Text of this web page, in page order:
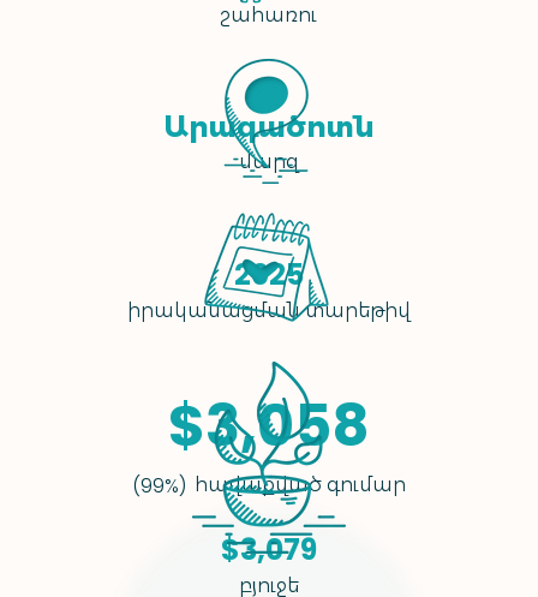
շահառու
Արագածոտն
մարզ
2025
իրականացման տարեթիվ
(99%) հավաքված գումար
$3,058
բյուջե
$3,079